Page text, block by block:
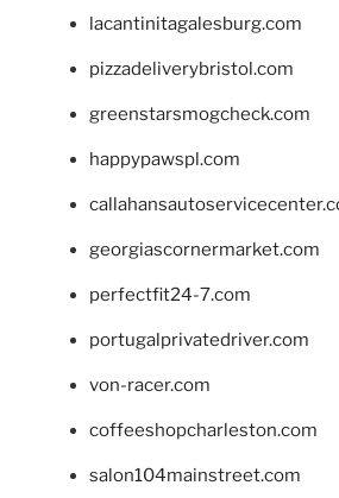
lacantinitagalesburg.com
pizzadeliverybristol.com
greenstarsmogcheck.com
happypawspl.com
georgiascornermarket.com
perfectfit24-7.com
portugalprivatedriver.com
von-racer.com
coffeeshopcharleston.com
salon104mainstreet.com